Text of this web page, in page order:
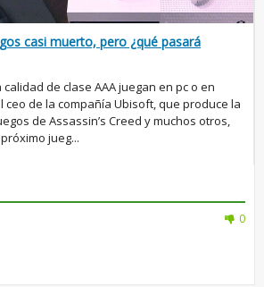
casi muerto, pero ¿qué pasará
de clase AAA juegan en pc o en
ceo de la compañía Ubisoft, que produce la
de Assassin’s Creed y muchos otros,
jueg...
0